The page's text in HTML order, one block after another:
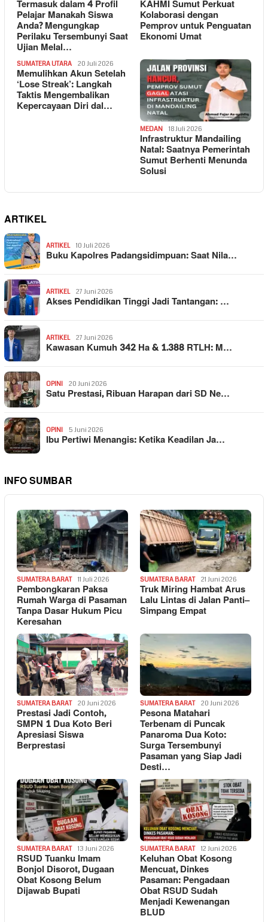
Termasuk dalam 4 Profil
Pelajar Manakah Siswa
Anda? Mengungkap
Perilaku Tersembunyi Saat
Ujian Melal…
KAHMI Sumut Perkuat
Kolaborasi dengan
Pemprov untuk Penguatan
Ekonomi Umat
SUMATERA UTARA 20 Juli 2026
Memulihkan Akun Setelah
‘Lose Streak’: Langkah
Taktis Mengembalikan
Kepercayaan Diri dal…
MEDAN 18 Juli 2026
Infrastruktur Mandailing
Natal: Saatnya Pemerintah
Sumut Berhenti Menunda
Solusi
ARTIKEL
ARTIKEL 10 Juli 2026
Buku Kapolres Padangsidimpuan: Saat Nila…
ARTIKEL 27 Juni 2026
Akses Pendidikan Tinggi Jadi Tantangan: …
ARTIKEL 27 Juni 2026
Kawasan Kumuh 342 Ha & 1.388 RTLH: M…
OPINI 20 Juni 2026
Satu Prestasi, Ribuan Harapan dari SD Ne…
OPINI 5 Juni 2026
Ibu Pertiwi Menangis: Ketika Keadilan Ja…
INFO SUMBAR
SUMATERA BARAT 11 Juli 2026
Pembongkaran Paksa
Rumah Warga di Pasaman
Tanpa Dasar Hukum Picu
Keresahan
SUMATERA BARAT 21 Juni 2026
Truk Miring Hambat Arus
Lalu Lintas di Jalan Panti–
Simpang Empat
SUMATERA BARAT 20 Juni 2026
Prestasi Jadi Contoh,
SMPN 1 Dua Koto Beri
Apresiasi Siswa
Berprestasi
SUMATERA BARAT 20 Juni 2026
Pesona Matahari
Terbenam di Puncak
Panaroma Dua Koto:
Surga Tersembunyi
Pasaman yang Siap Jadi
Desti…
SUMATERA BARAT 13 Juni 2026
RSUD Tuanku Imam
Bonjol Disorot, Dugaan
Obat Kosong Belum
Dijawab Bupati
SUMATERA BARAT 12 Juni 2026
Keluhan Obat Kosong
Mencuat, Dinkes
Pasaman: Pengadaan
Obat RSUD Sudah
Menjadi Kewenangan
BLUD